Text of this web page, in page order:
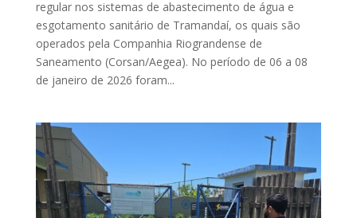
regular nos sistemas de abastecimento de água e
esgotamento sanitário de Tramandaí, os quais são
operados pela Companhia Riograndense de
Saneamento (Corsan/Aegea). No período de 06 a 08
de janeiro de 2026 foram...